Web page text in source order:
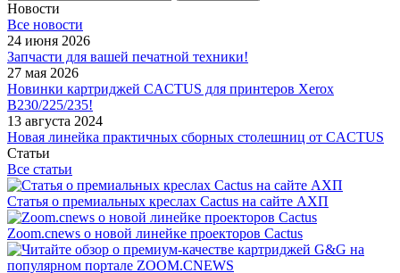
Новости
Все новости
24 июня 2026
Запчасти для вашей печатной техники!
27 мая 2026
Новинки картриджей CACTUS для принтеров Xerox
B230/225/235!
13 августа 2024
Новая линейка практичных сборных столешниц от CACTUS
Статьи
Все статьи
Статья о премиальных креслах Cactus на сайте АХП
Zoom.cnews о новой линейке проекторов Cactus